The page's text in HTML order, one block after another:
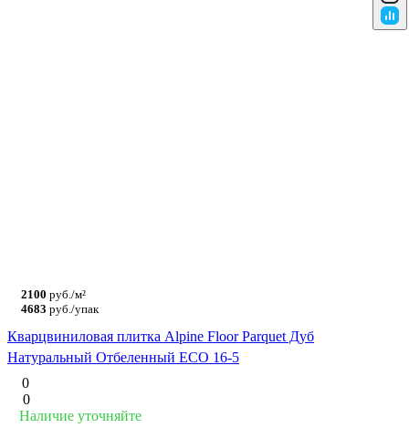
2100 руб./м²
4683 руб./упак
Кварцвиниловая плитка Alpine Floor Parquet Дуб
Натуральный Отбеленный ECO 16-5
0
0
Наличие уточняйте